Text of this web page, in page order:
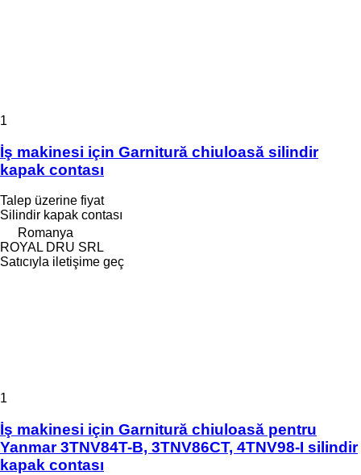
1
İş makinesi için Garnitură chiuloasă silindir
kapak contası
Talep üzerine fiyat
Silindir kapak contası
Romanya
ROYAL DRU SRL
Satıcıyla iletişime geç
1
İş makinesi için Garnitură chiuloasă pentru
Yanmar 3TNV84T-B, 3TNV86CT, 4TNV98-I silindir
kapak contası